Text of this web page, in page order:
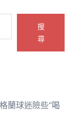
搜
尋
蘭球迷險些“喝